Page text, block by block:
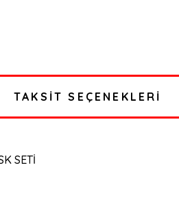
TAKSIT SEÇENEKLERI
SETİ